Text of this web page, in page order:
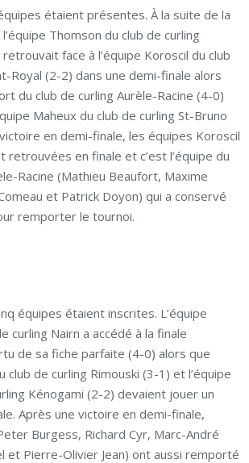
étaient présentes. À la suite de la
Thomson du club de curling
face à l’équipe Koroscil du club
Royal (2-2) dans une demi-finale alors
du club de curling Aurèle-Racine (4-0)
Maheux du club de curling St-Bruno
en demi-finale, les équipes Koroscil
en finale et c’est l’équipe du
Racine (Mathieu Beaufort, Maxime
et Patrick Doyon) qui a conservé
remporter le tournoi.
équipes étaient inscrites. L’équipe
curling Nairn a accédé à la finale
de sa fiche parfaite (4-0) alors que
club de curling Rimouski (3-1) et l’équipe
Kénogami (2-2) devaient jouer un
Après une victoire en demi-finale,
Burgess, Richard Cyr, Marc-André
et Pierre-Olivier Jean) ont aussi remporté